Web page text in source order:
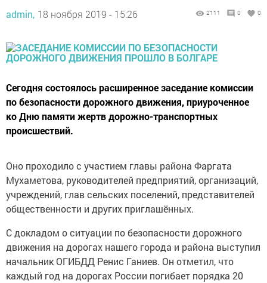
admin, 18 ноября 2019 - 15:26 2111 0 0
Сегодня состоялось расширенное заседание комиссии
по безопасности дорожного движения, приуроченное
ко Дню памяти жертв дорожно-транспортных
происшествий.
Оно проходило с участием главы района Фаргата
Мухаметова, руководителей предприятий, организаций,
учреждений, глав сельских поселений, представителей
общественности и других приглашённых.
С докладом о ситуации по безопасности дорожного
движения на дорогах нашего города и района выступил
начальник ОГИБДД Ренис Ганиев. Он отметил, что
каждый год на дорогах России погибает порядка 20